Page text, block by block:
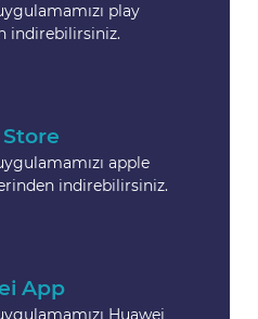
play
indirebilirsiniz.
apple
indirebilirsiniz.
App
Huawei